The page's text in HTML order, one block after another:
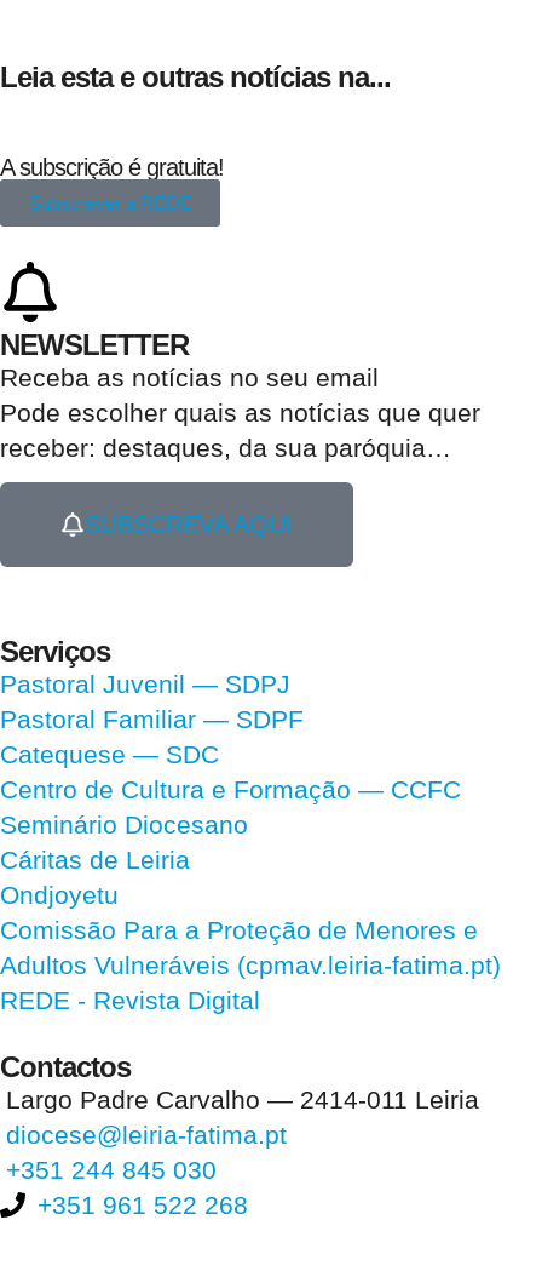
Leia esta e outras notícias na...
A subscrição é gratuita!
Subscrever a REDE
NEWSLETTER
Receba as notícias no seu email​
Pode escolher quais as notícias que quer
receber: destaques, da sua paróquia…
SUBSCREVA AQUI
Serviços
Pastoral Juvenil — SDPJ
Pastoral Familiar — SDPF
Catequese — SDC
Centro de Cultura e Formação — CCFC
Seminário Diocesano
Cáritas de Leiria
Ondjoyetu
Comissão Para a Proteção de Menores e
Adultos Vulneráveis (cpmav.leiria-fatima.pt)
REDE - Revista Digital
Contactos
Largo Padre Carvalho — 2414-011 Leiria
diocese@leiria-fatima.pt
+351 244 845 030
+351 961 522 268